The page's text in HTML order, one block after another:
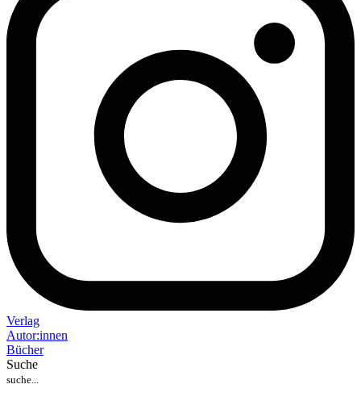
Verlag
Autor:innen
Bücher
Suche